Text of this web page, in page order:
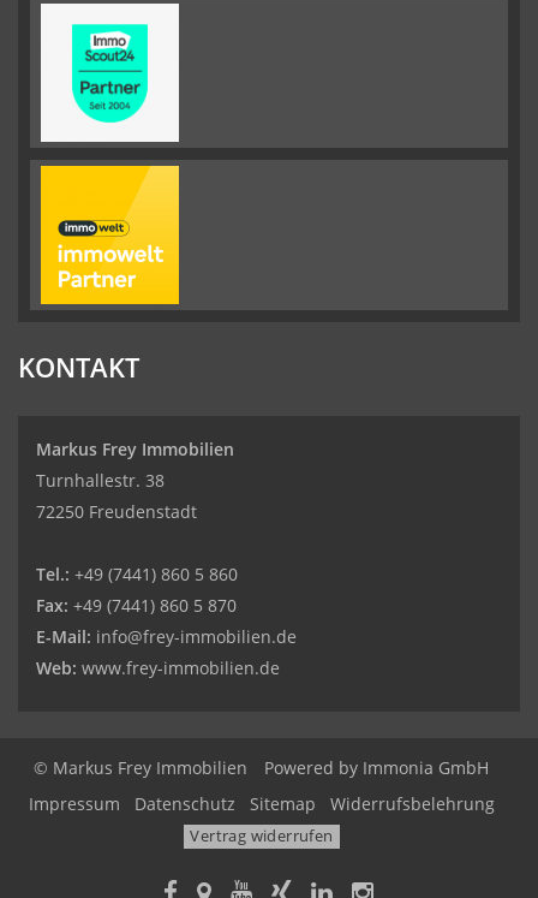
KONTAKT
Markus Frey Immobilien
Turnhallestr. 38
72250 Freudenstadt
Tel.: +49 (7441) 860 5 860
Fax: +49 (7441) 860 5 870
E-Mail: info@frey-immobilien.de
Web: www.frey-immobilien.de
© Markus Frey Immobilien Powered by Immonia GmbH
Impressum
Datenschutz Sitemap Widerrufsbelehrung
Vertrag widerrufen